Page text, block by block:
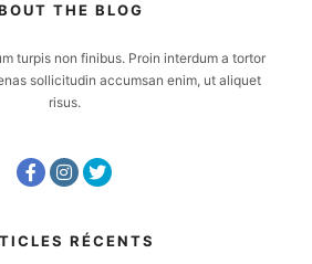
THE BLOG
turpis non finibus. Proin interdum a tortor
sollicitudin accumsan enim, ut aliquet
risus.
RÉCENTS